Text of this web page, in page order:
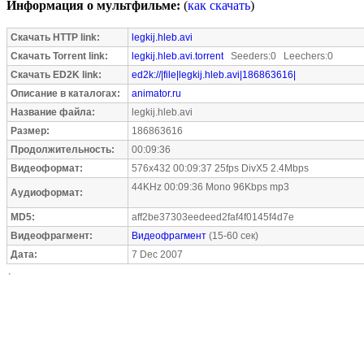
Информация о мультфильме: (как скачать)
Скачать HTTP link:
legkij.hleb.avi
Скачать Torrent link:
legkij.hleb.avi.torrentSeeders:0 Leechers:0
Скачать ED2K link:
ed2k://|file|legkij.hleb.avi|186863616|
Описание в каталогах:
animator.ru
Название файла:
legkij.hleb.avi
Размер:
186863616
Продолжительность:
00:09:36
Видеоформат:
576x432 00:09:37 25fps DivX5 2.4Mbps
Аудиоформат: 44KHz 00:09:36 Mono 96Kbps mp3
MD5:
aff2be37303eedeed2faf4f0145f4d7e
Видеофрагмент:
Видеофрагмент (15-60 сек)
Дата:
7 Dec 2007